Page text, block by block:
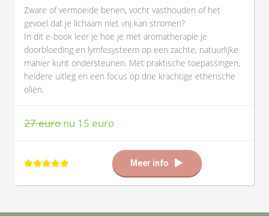
Zware of vermoeide benen, vocht vasthouden of het
gevoel dat je lichaam niet vrij kan stromen?
In dit e-book leer je hoe je met aromatherapie je
doorbloeding en lymfesysteem op een zachte, natuurlijke
manier kunt ondersteunen. Met praktische toepassingen,
heldere uitleg en een focus op drie krachtige etherische
oliën.
27 euro nu 15 euro
Meer info